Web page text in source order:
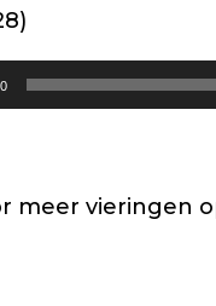
meer vieringen